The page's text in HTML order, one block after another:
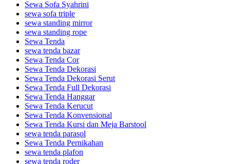
Sewa Sofa Syahrini
sewa sofa triple
sewa standing mirror
sewa standing rope
Sewa Tenda
sewa tenda bazar
Sewa Tenda Cor
Sewa Tenda Dekorasi
Sewa Tenda Dekorasi Serut
Sewa Tenda Full Dekorasi
Sewa Tenda Hanggar
Sewa Tenda Kerucut
Sewa Tenda Konvensional
Sewa Tenda Kursi dan Meja Barstool
sewa tenda parasol
Sewa Tenda Pernikahan
sewa tenda plafon
sewa tenda roder